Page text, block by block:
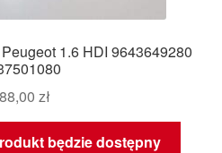
1.6 HDI 9643649280
zł
będzie dostępny